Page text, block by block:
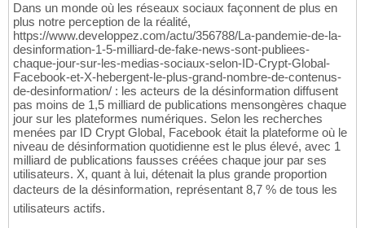
Dans un monde où les réseaux sociaux façonnent de plus en
plus notre perception de la réalité,
https://www.developpez.com/actu/356788/La-pandemie-de-la-
desinformation-1-5-milliard-de-fake-news-sont-publiees-
chaque-jour-sur-les-medias-sociaux-selon-ID-Crypt-Global-
Facebook-et-X-hebergent-le-plus-grand-nombre-de-contenus-
de-desinformation/ : les acteurs de la désinformation diffusent
pas moins de 1,5 milliard de publications mensongères chaque
jour sur les plateformes numériques. Selon les recherches
menées par ID Crypt Global, Facebook était la plateforme où le
niveau de désinformation quotidienne est le plus élevé, avec 1
milliard de publications fausses créées chaque jour par ses
utilisateurs. X, quant à lui, détenait la plus grande proportion
dacteurs de la désinformation, représentant 8,7 % de tous les
utilisateurs actifs.